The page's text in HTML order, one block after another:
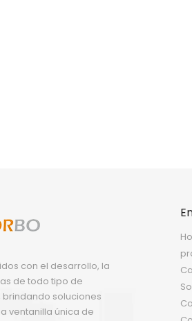
con el desarrollo, la
de todo tipo de
soluciones
ventanilla única de